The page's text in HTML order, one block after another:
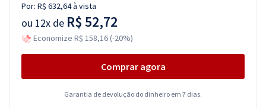
Por: R$ 632,64à vista
ou 12x de R$ 52,72
Economize R$ 158,16 (-20%)
Comprar agora
Garantia de devolução do dinheiro em 7 dias.